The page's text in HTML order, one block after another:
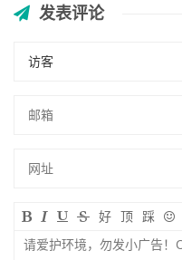
发表评论
好 顶 踩